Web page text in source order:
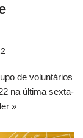
de voluntários
na última sexta-
»